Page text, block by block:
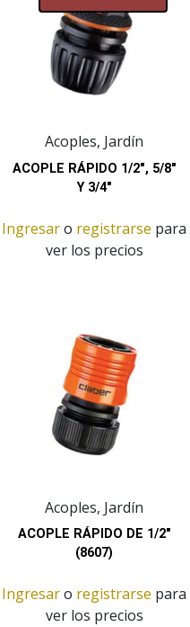
Acoples, Jardín
ACOPLE RÁPIDO 1/2″, 5/8″
Y 3/4″
Ingresaro registrarse para
ver los precios
Acoples, Jardín
ACOPLE RÁPIDO DE 1/2″
(8607)
Ingresaro registrarse para
ver los precios